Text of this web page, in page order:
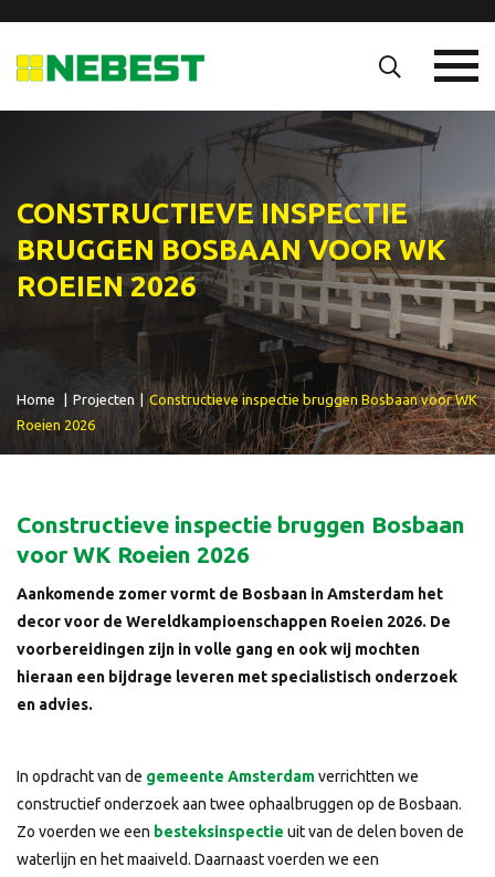
CONSTRUCTIEVE INSPECTIE
BRUGGEN BOSBAAN VOOR WK
ROEIEN 2026
Home Projecten
Constructieve inspectie bruggen Bosbaan voor WK
Roeien 2026
Constructieve inspectie bruggen Bosbaan
voor WK Roeien 2026
Aankomende zomer vormt de Bosbaan in Amsterdam het
decor voor de Wereldkampioenschappen Roeien 2026. De
voorbereidingen zijn in volle gang en ook wij mochten
hieraan een bijdrage leveren met specialistisch onderzoek
en advies.
In opdracht van de gemeente Amsterdamverrichtten we
constructief onderzoek aan twee ophaalbruggen op de Bosbaan.
Zo voerden we een besteksinspectie uit van de delen boven de
waterlijn en het maaiveld. Daarnaast voerden we een